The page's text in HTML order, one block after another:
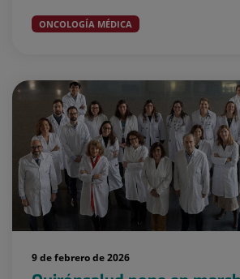
ONCOLOGÍA MÉDICA
9 de febrero de 2026